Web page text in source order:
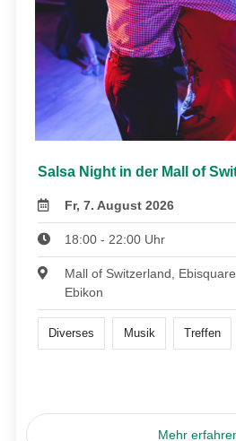
Salsa Night in der Mall of
Fr, 7. August 2026
18:00 - 22:00 Uhr
Mall of Switzerland,
Ebikon
Diverses Musik Treffen
Mehr